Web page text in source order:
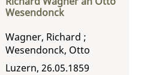
Wesendonck
Wagner, Richard ;
Wesendonck, Otto
Luzern, 26.05.1859